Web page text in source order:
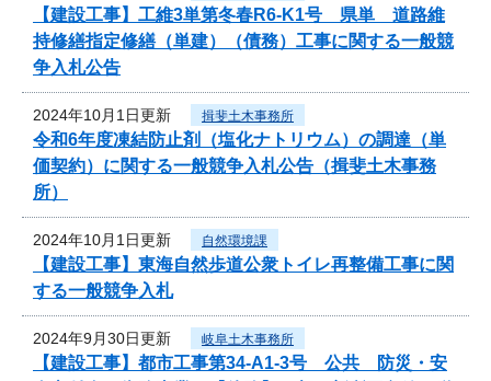
【建設工事】工維3単第冬春R6-K1号 県単 道路維
持修繕指定修繕（単建）（債務）工事に関する一般競
争入札公告
2024年10月1日更新 揖斐土木事務所
令和6年度凍結防止剤（塩化ナトリウム）の調達（単
価契約）に関する一般競争入札公告（揖斐土木事務
所）
2024年10月1日更新 自然環境課
【建設工事】東海自然歩道公衆トイレ再整備工事に関
する一般競争入札
2024年9月30日更新 岐阜土木事務所
【建設工事】都市工事第34-A1-3号 公共 防災・安